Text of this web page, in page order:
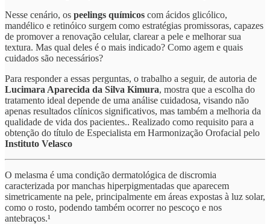
Nesse cenário, os peelings químicos com ácidos glicólico,
mandélico e retinóico surgem como estratégias promissoras, capazes
de promover a renovação celular, clarear a pele e melhorar sua
textura. Mas qual deles é o mais indicado? Como agem e quais
cuidados são necessários?
Para responder a essas perguntas, o trabalho a seguir, de autoria de
Lucimara Aparecida da Silva Kimura, mostra que a escolha do
tratamento ideal depende de uma análise cuidadosa, visando não
apenas resultados clínicos significativos, mas também a melhoria da
qualidade de vida dos pacientes.. Realizado como requisito para a
obtenção do título de Especialista em Harmonização Orofacial pelo
Instituto Velasco
O melasma é uma condição dermatológica de discromia
caracterizada por manchas hiperpigmentadas que aparecem
simetricamente na pele, principalmente em áreas expostas à luz solar,
como o rosto, podendo também ocorrer no pescoço e nos
antebraços.¹